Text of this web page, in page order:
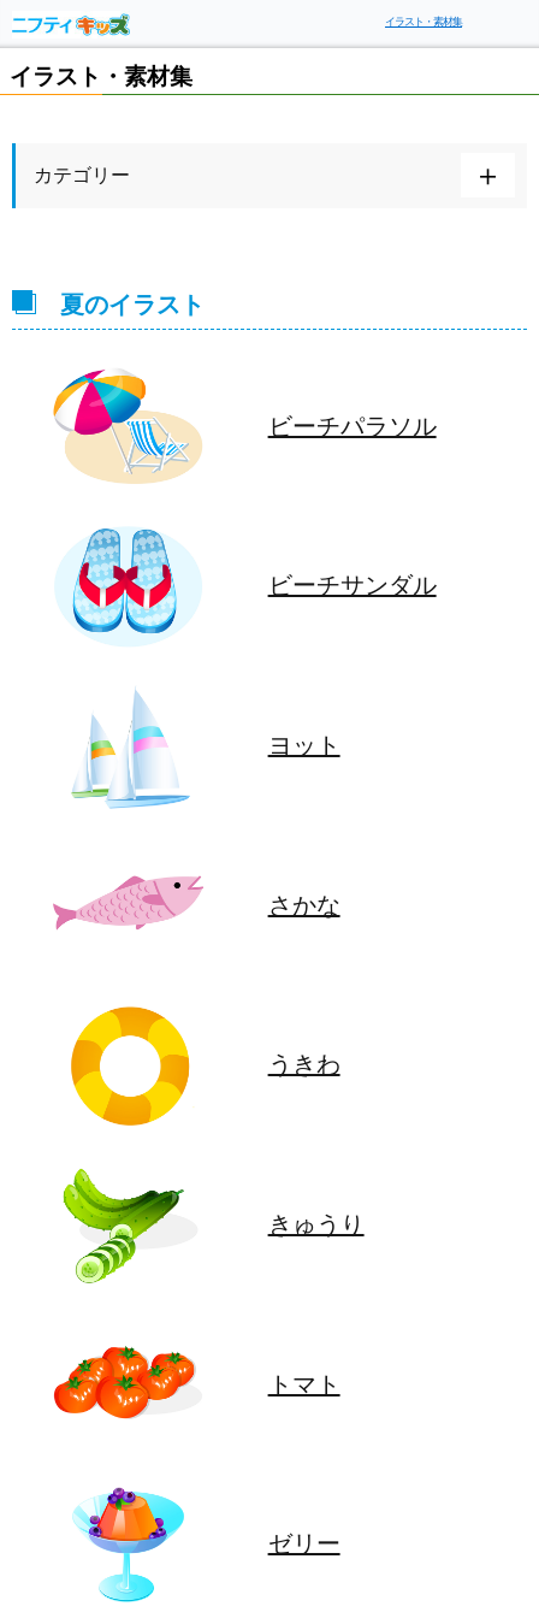
イラスト・素材集
イラスト・素材集
カテゴリー
夏のイラスト
ビーチパラソル
ビーチサンダル
ヨット
さかな
うきわ
きゅうり
トマト
ゼリー